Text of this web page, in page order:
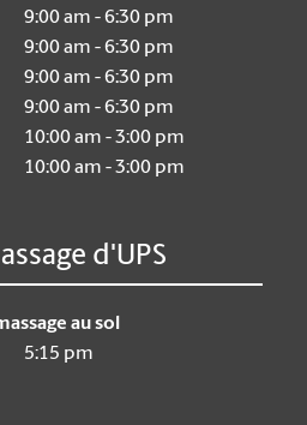
9:00 am - 6:30 pm
9:00 am - 6:30 pm
9:00 am - 6:30 pm
9:00 am - 6:30 pm
10:00 am - 3:00 pm
10:00 am - 3:00 pm
d'UPS
au sol
5:15 pm